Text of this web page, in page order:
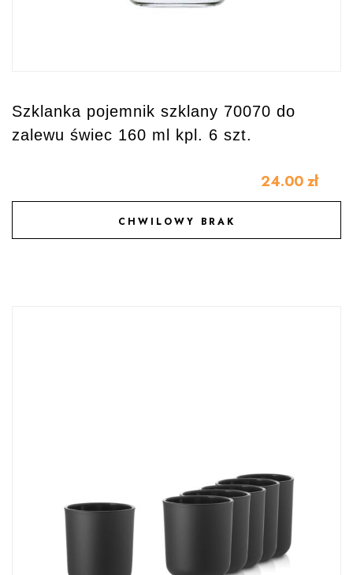
Szklanka pojemnik szklany 70070 do
zalewu świec 160 ml kpl. 6 szt.
24.00 zł
CHWILOWY BRAK
DODAJ DO ULUBIONYCH